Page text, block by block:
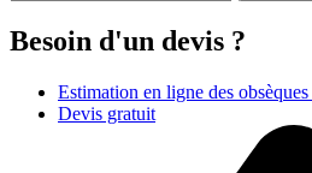
Besoin d'un devis ?
Estimation en ligne des obsèques
Devis gratuit